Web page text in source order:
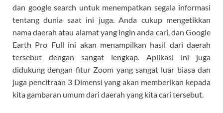
dan google search untuk menempatkan segala informasi
tentang dunia saat ini juga. Anda cukup mengetikkan
nama daerah atau alamat yang ingin anda cari, dan Google
Earth Pro Full ini akan menampilkan hasil dari daerah
tersebut dengan sangat lengkap. Aplikasi ini juga
didukung dengan fitur Zoom yang sangat luar biasa dan
juga pencitraan 3 Dimensi yang akan memberikan kepada
kita gambaran umum dari daerah yang kita cari tersebut.